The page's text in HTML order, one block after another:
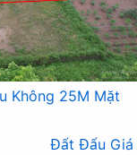
Không 25M Mặt
Đất Đấu Giá